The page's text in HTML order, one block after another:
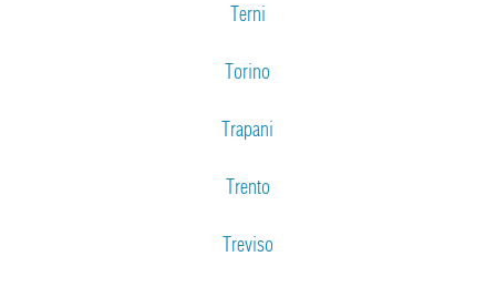
Terni
Torino
Trapani
Trento
Treviso